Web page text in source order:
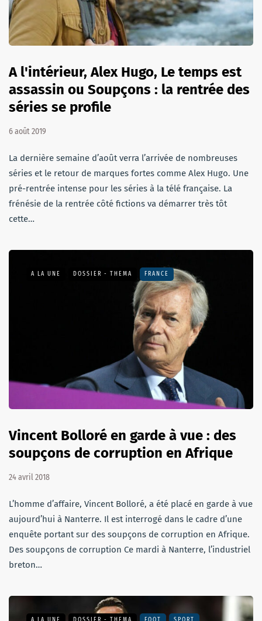
A l'intérieur, Alex Hugo, Le temps est
assassin ou Soupçons : la rentrée des
séries se profile
6 août 2019
La dernière semaine d’août verra l’arrivée de nombreuses
séries et le retour de marques fortes comme Alex Hugo. Une
pré-rentrée intense pour les séries à la télé française. La
frénésie de la rentrée côté fictions va démarrer très tôt
cette…
A LA UNE DOSSIER - THEMA FRANCE
Vincent Bolloré en garde à vue : des
soupçons de corruption en Afrique
24 avril 2018
L’homme d’affaire, Vincent Bolloré, a été placé en garde à vue
aujourd’hui à Nanterre. Il est interrogé dans le cadre d’une
enquête portant sur des soupçons de corruption en Afrique.
Des soupçons de corruption Ce mardi à Nanterre, l’industriel
breton…